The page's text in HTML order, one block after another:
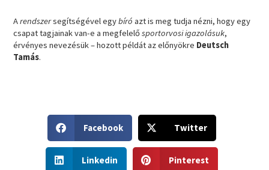
Arendszersegítségével egybíró azt is meg tudja nézni, hogy egy
csapat tagjainak van-e a megfelelősportorvosi igazolásuk,
érvényes nevezésük – hozott példát az előnyökre Deutsch
Tamás.
h
a
r
Facebook
h
a
Twitter
h
Linkedin
h
Pinterest